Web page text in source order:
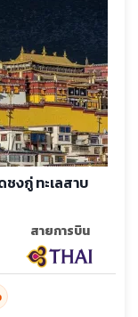
30-03
31-04
28-01
18-22
20-24
12-16 sunny
งกู่ ทะเลสาบ
สายการบิน